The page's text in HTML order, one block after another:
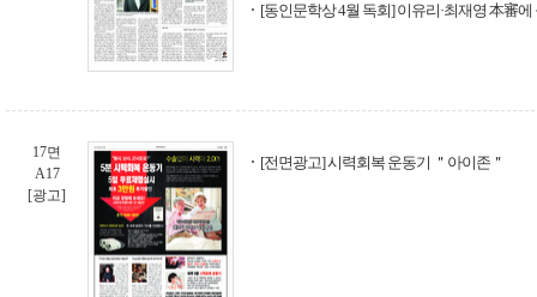
[동인문학상 4월 독회] 이유리·최재영 本審에
17면
A17
[광고]
[전면광고] 시력회복 운동기 ＂아이존＂